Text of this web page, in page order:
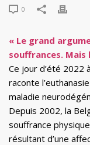
0
« Le grand
souffrances. Mais
Ce jour d’été 2022
raconte
maladie
Depuis 2002, la
souffrance
résultant d’une